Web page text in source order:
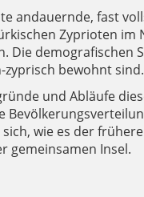
andauernde, fast
Zyprioten
Die
bewohnt sind.
und Abläufe
wie es der
gemeinsamen Insel.